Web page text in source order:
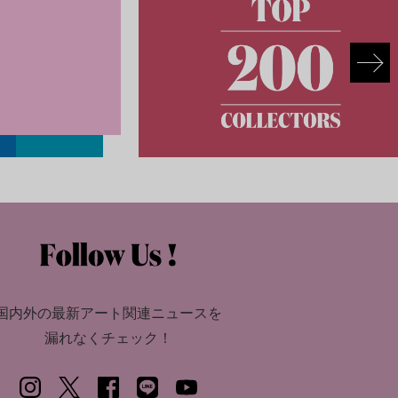
内外の最新アート関連ニュースを
漏れなくチェック！